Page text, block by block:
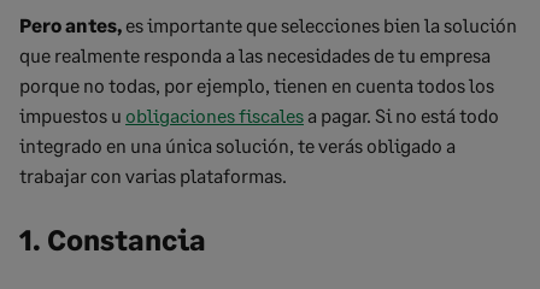
Pero antes, es importante que selecciones bien la solución
que realmente responda a las necesidades de tu empresa
porque no todas, por ejemplo, tienen en cuenta todos los
impuestos u obligaciones fiscales a pagar. Si no está todo
integrado en una única solución, te verás obligado a
trabajar con varias plataformas.
1. Constancia